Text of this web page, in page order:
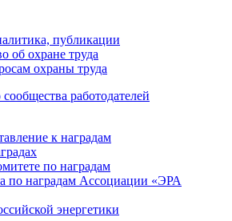
публикации
об охране труда
охраны труда
работодателей
к наградам
по наградам
по наградам Ассоциации «ЭРА
энергетики